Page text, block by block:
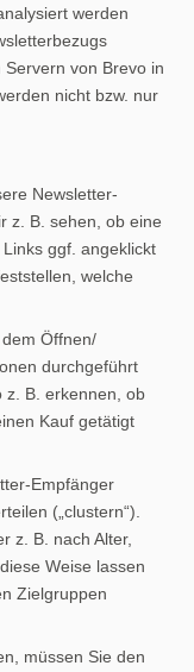
werden
von Brevo in
nicht bzw. nur
Newsletter-
z. B. sehen, ob eine
ggf. angeklickt
welche
Öffnen/
durchgeführt
z. B. erkennen, ob
Kauf getätigt
Empfänger
(„clustern“).
z. B. nach Alter,
Weise lassen
Zielgruppen
müssen Sie den